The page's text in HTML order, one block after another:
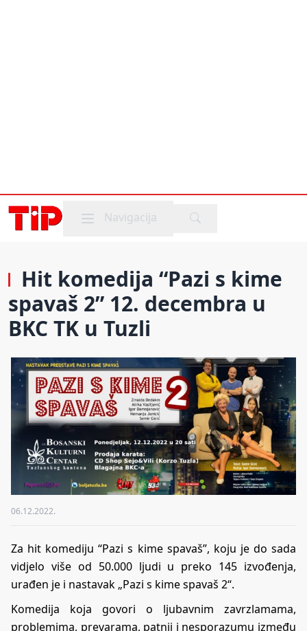
Mobile menu
Navigacija
Hit komedija “Pazi s kime
spavaš 2” 12. decembra u
BKC TK u Tuzli
06.12.2022.
Za hit komediju “Pazi s kime spavaš”, koju je do sada
vidjelo više od 50.000 ljudi u preko 145 izvođenja,
urađen je i nastavak „Pazi s kime spavaš 2“.
Komedija koja govori o ljubavnim zavrzlamama,
problemima, prevarama, patnji i nesporazumu između